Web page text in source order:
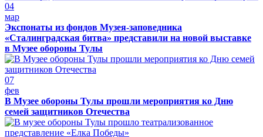
04
мар
Экспонаты из фондов Музея-заповедника
«Сталинградская битва» представили на новой выставке
в Музее обороны Тулы
07
фев
В Музее обороны Тулы прошли мероприятия ко Дню
семей защитников Отечества